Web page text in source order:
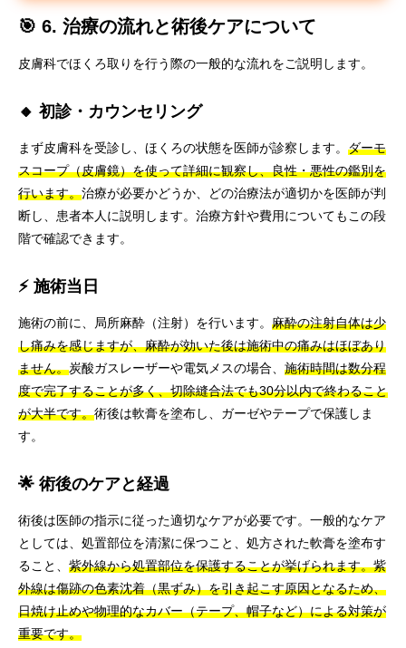
🎯 6. 治療の流れと術後ケアについて
皮膚科でほくろ取りを行う際の一般的な流れをご説明します。
🔸 初診・カウンセリング
まず皮膚科を受診し、ほくろの状態を医師が診察します。 ダーモ
スコープ（皮膚鏡）を使って詳細に観察し、良性・悪性の鑑別を
行います。治療が必要かどうか、どの治療法が適切かを医師が判
断し、患者本人に説明します。治療方針や費用についてもこの段
階で確認できます。
⚡ 施術当日
施術の前に、局所麻酔（注射）を行います。 麻酔の注射自体は少
し痛みを感じますが、麻酔が効いた後は施術中の痛みはほぼあり
ません。炭酸ガスレーザーや電気メスの場合、 施術時間は数分程
度で完了することが多く、切除縫合法でも30分以内で終わること
が大半です。術後は軟膏を塗布し、ガーゼやテープで保護しま
す。
🌟 術後のケアと経過
術後は医師の指示に従った適切なケアが必要です。一般的なケア
としては、処置部位を清潔に保つこと、処方された軟膏を塗布す
ること、 紫外線から処置部位を保護することが挙げられます。紫
外線は傷跡の色素沈着（黒ずみ）を引き起こす原因となるため、
日焼け止めや物理的なカバー（テープ、帽子など）による対策が
重要です。